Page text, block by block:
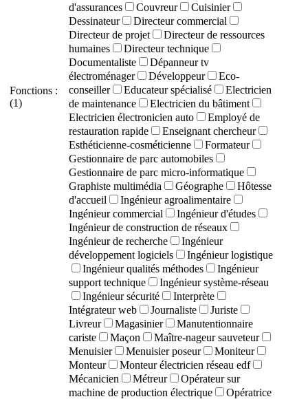
Fonctions :
(1)
d'assurances
Couvreur
Cuisinier
Dessinateur
Directeur commercial
Directeur de projet
Directeur de ressources
humaines
Directeur technique
Documentaliste
Dépanneur tv
électroménager
Développeur
Eco-
conseiller
Educateur spécialisé
Electricien
de maintenance
Electricien du bâtiment
Electricien électronicien auto
Employé de
restauration rapide
Enseignant chercheur
Esthéticienne-cosméticienne
Formateur
Gestionnaire de parc automobiles
Gestionnaire de parc micro-informatique
Graphiste multimédia
Géographe
Hôtesse
d'accueil
Ingénieur agroalimentaire
Ingénieur commercial
Ingénieur d'études
Ingénieur de construction de réseaux
Ingénieur de recherche
Ingénieur
développement logiciels
Ingénieur logistique
Ingénieur qualités méthodes
Ingénieur
support technique
Ingénieur système-réseau
Ingénieur sécurité
Interprète
Intégrateur web
Journaliste
Juriste
Livreur
Magasinier
Manutentionnaire
cariste
Maçon
Maître-nageur sauveteur
Menuisier
Menuisier poseur
Moniteur
Monteur
Monteur électricien réseau edf
Mécanicien
Métreur
Opérateur sur
machine de production électrique
Opératrice